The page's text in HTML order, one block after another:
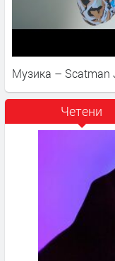
Музика – Scatman
Четени